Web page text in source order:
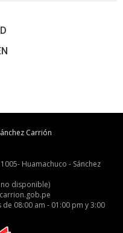
Carrión
Huamachuco - Sánchez
disponible)
08:00 am - 01:00 pm y 3:00